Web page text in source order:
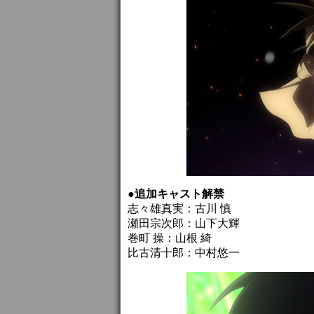
●追加キャスト解禁
志々雄真実：古川 慎
瀬田宗次郎：山下大輝
巻町 操：山根 綺
比古清十郎：中村悠一